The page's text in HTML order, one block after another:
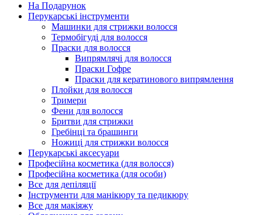
На Подарунок
Перукарські інструменти
Машинки для стрижки волосся
Термобігуді для волосся
Праски для волосся
Випрямлячі для волосся
Праски Гофре
Праски для кератинового випрямлення
Плойки для волосся
Тримери
Фени для волосся
Бритви для стрижки
Гребінці та брашинги
Ножиці для стрижки волосся
Перукарські аксесуари
Професійна косметика (для волосся)
Професійна косметика (для особи)
Все для депіляції
Інструменти для манікюру та педикюру
Все для макіяжу